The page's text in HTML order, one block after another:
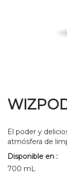
El poder y
atmósfera de
Disponible en :
700 mL